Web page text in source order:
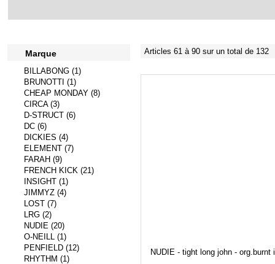
Marque
BILLABONG (1)
BRUNOTTI (1)
CHEAP MONDAY (8)
CIRCA (3)
D-STRUCT (6)
DC (6)
DICKIES (4)
ELEMENT (7)
FARAH (9)
FRENCH KICK (21)
INSIGHT (1)
JIMMYZ (4)
LOST (7)
LRG (2)
NUDIE (20)
O-NEILL (1)
PENFIELD (12)
RHYTHM (1)
Articles 61 à 90 sur un total de 132
NUDIE - tight long john - org.burnt